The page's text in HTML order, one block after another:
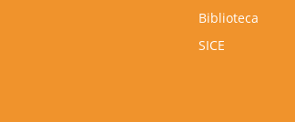
Biblioteca
SICE